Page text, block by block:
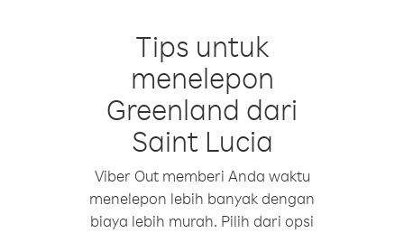
Tips untuk
menelepon
Greenland dari
Saint Lucia
Viber Out memberi Anda waktu
menelepon lebih banyak dengan
biaya lebih murah. Pilih dari opsi